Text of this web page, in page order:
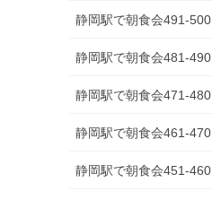
静岡駅で朝食会491-500
静岡駅で朝食会481-490
静岡駅で朝食会471-480
静岡駅で朝食会461-470
静岡駅で朝食会451-460